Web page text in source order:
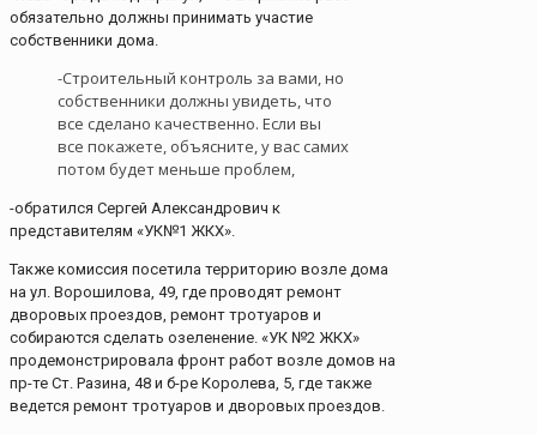
обязательно должны принимать участие
собственники дома.
-Строительный контроль за вами, но
собственники должны увидеть, что
все сделано качественно. Если вы
все покажете, объясните, у вас самих
потом будет меньше проблем,
-обратился Сергей Александрович к
представителям «УК№1 ЖКХ».
Также комиссия посетила территорию возле дома
на ул. Ворошилова, 49, где проводят ремонт
дворовых проездов, ремонт тротуаров и
собираются сделать озеленение. «УК №2 ЖКХ»
продемонстрировала фронт работ возле домов на
пр-те Ст. Разина, 48 и б-ре Королева, 5, где также
ведется ремонт тротуаров и дворовых проездов.